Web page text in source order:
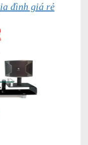
đình giá rẻ